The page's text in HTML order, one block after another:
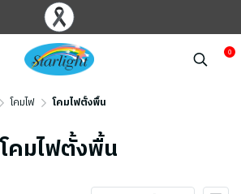
0
โคมไฟ โคมไฟตั้งพื้น
โคมไฟตั้งพื้น